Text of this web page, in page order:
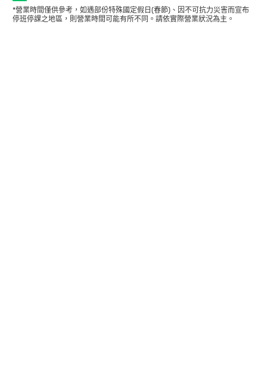
*營業時間僅供參考，如遇部份特殊國定假日(春節)、因不可抗力災害而宣布
停班停課之地區，則營業時間可能有所不同。請依實際營業狀況為主。